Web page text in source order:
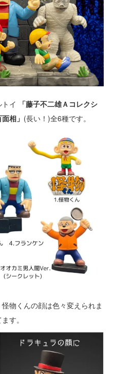
イ
「藤子不二雄Ａコレクシ
相」 (長い！)全6種です。
物くんの顔は色々変えられま
す。